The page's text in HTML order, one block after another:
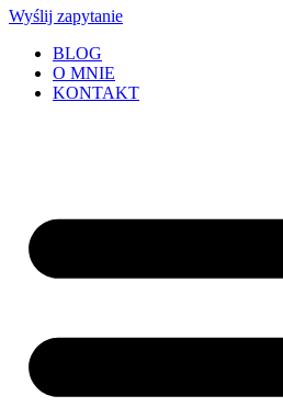
Wyślij zapytanie
BLOG
O MNIE
KONTAKT